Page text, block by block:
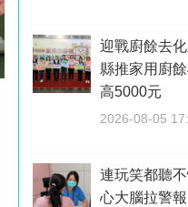
迎戰廚餘去
縣推家用廚
高5000元
2026-08-05
連玩笑都聽
心大腦拉警報